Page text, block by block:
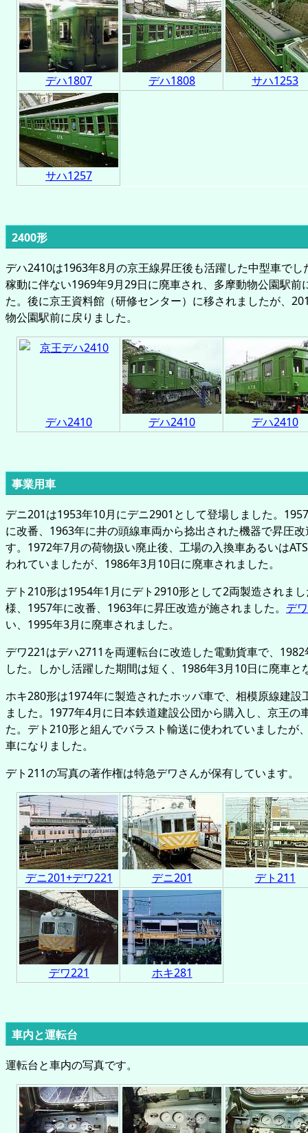
デハ1807 デハ1808 サハ1253
サハ1257
2400形
デハ2410は1963年8月の京王線昇圧後も活躍した中型車でし
稼動に伴ない1969年9月29日に廃車され、多摩動物公園駅前
た。後に京王資料館（研修センター）に移されましたが、
物公園駅前に戻りました。
デハ2410 デハ2410 デハ2410
事業用車
デニ201は1953年10月にデニ2901として登場しました。
に改番、1963年に井の頭線車両から捻出された機器で昇圧
す。1972年7月の荷物扱い廃止後、工場の入換車あるいは
われていましたが、1986年3月10日に廃車されました。
デト210形は1954年1月にデト2910形として2両製造されま
様、1957年に改番、1963年に昇圧改造が施されました。 デ
い、1995年3月に廃車されました。
デワ221はデハ2711を両運転台に改造した電動貨車で、
した。しかし活躍した期間は短く、1986年3月10日に廃車と
ホキ280形は1974年に製造されたホッパ車で、相模原線建設
ました。1977年4月に日本鉄道建設公団から購入し、京王の
た。デト210形と組んでバラスト輸送に使われていましたが
車になりました。
デト211の写真の著作権は特急デワさんが保有しています。
デニ201+デワ221 デニ201 デト211
デワ221 ホキ281
車内と運転台
運転台と車内の写真です。